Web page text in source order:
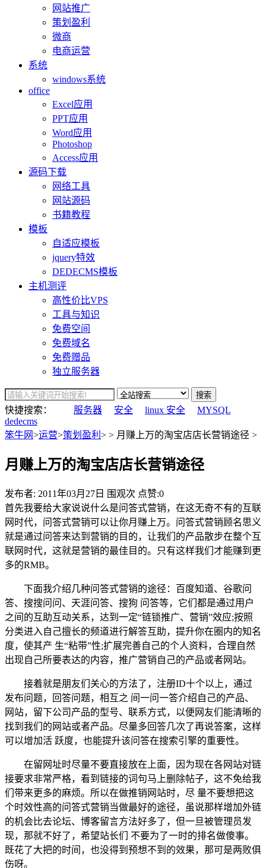
网站推广
策划盈利
微商
电商运营
系统
windows系统
office
Excel应用
PPT应用
Word应用
Photoshop
Access应用
源码下载
网络工具
网站源码
书籍教程
模板
自适应模板
jquery特效
DEDECMS模板
主机测评
高性价比VPS
工具与知识
免费空间
免费域名
免费赠品
独立服务器
搜索
快捷搜索： 服务器 安全 linux 安全
MYSQL
dedecms
笨牛网>运营>策划盈利 > > 月赚上万的淘宝店店长营销途径 >
月赚上万的淘宝店店长营销途径
发布者: 2011年03月27日 围观次 点赞:0
首先我要给大家说说什么是问答式营销，在这无奇不有的互联
网时代，问答式营销可以让你月赚上万。问答式营销顾名思义
就是通过问答来达到营销的目的，让我们的产品散步在整个互
联网时代，这就是营销的最佳目的。只有这样我们才能赚到更
多的RMB。
下面我介绍几种问答式营销的途径：百度知道、谷歌问
答、搜搜问问、天涯问答、搜狗 问答等，它们都是通过用户
之间的互助互动关系，达到一定“链锁推广、营销”效应;按照
分类进入自己擅长的频道进行解答互助，提升你在圈内的知名
度，使其产 生“粘带”性;扩展完善自己的个人资料，合理自然
出现自己所要表达的内容，推广营销自己的产品或者网站。
接着就是朋友们关心的方法了，注册ID十个以上，通过
发布问题，回答问题，相互之 间一问一答介绍自己的产品、
网站，留下公司产品的型号、联系方式，以便网友们能清晰的
找到我们的网站或者产品。尽量多回答几次了再说答案，这样
可以增加活 跃度，也能提升该问答在搜索引擎的重要性。
在留网址时尽量不要直接放在上面，因为现在各网站对链
接要求非常严格，看到链接的词句马上删除帖子，这不免给我
们带来更多的麻烦。所以在做推销网站时，尽 量不要想把这
个时效性高的问答式营销当做最好的途径，虽说那样增加外链
的机会比去论坛、博客留言方法好多了，但一旦被管理员发
现，那就不好了，希望站长们 不要为了一时的排名做傻事。
既花了大把的时间，也没得到预想不到的效果，那可是两败俱
伤呀。